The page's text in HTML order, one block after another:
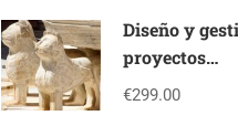
Diseño y
proyectos
culturales –
€299.00